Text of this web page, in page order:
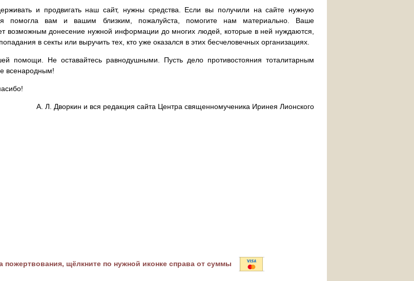
и продвигать наш сайт, нужны средства. Если вы получили на сайте нужную
помогла вам и вашим близким, пожалуйста, помогите нам материально. Ваше
возможным донесение нужной информации до многих людей, которые в ней нуждаются,
в секты или выручить тех, кто уже оказался в этих бесчеловечных организациях.
помощи. Не оставайтесь равнодушными. Пусть дело противостояния тоталитарным
всенародным!
А. Л. Дворкин и вся редакция сайта Центра священномученика Иринея Лионского
щёлкните по нужной иконке справа от суммы